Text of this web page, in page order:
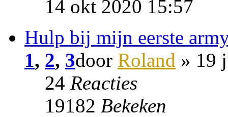
14 okt 2020 15:57
Hulp bij mijn eerste
1, 2, 3door Roland » 19
24 Reacties
19182 Bekeken